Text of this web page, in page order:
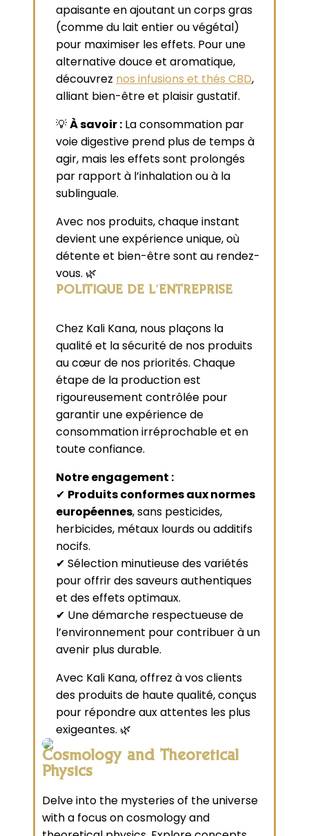
apaisante en ajoutant un corps gras
(comme du lait entier ou végétal)
pour maximiser les effets. Pour une
alternative douce et aromatique,
découvrez nos infusions et thés CBD,
alliant bien-être et plaisir gustatif.
💡À savoir : La consommation par
voie digestive prend plus de temps à
agir, mais les effets sont prolongés
par rapport à l’inhalation ou à la
sublinguale.
Avec nos produits, chaque instant
devient une expérience unique, où
détente et bien-être sont au rendez-
vous. 🌿
POLITIQUE DE L'ENTREPRISE
Chez Kali Kana, nous plaçons la
qualité et la sécurité de nos produits
au cœur de nos priorités. Chaque
étape de la production est
rigoureusement contrôlée pour
garantir une expérience de
consommation irréprochable et en
toute confiance.
Notre engagement :
✔ Produits conformes aux normes
européennes, sans pesticides,
herbicides, métaux lourds ou additifs
nocifs.
✔ Sélection minutieuse des variétés
pour offrir des saveurs authentiques
et des effets optimaux.
✔ Une démarche respectueuse de
l’environnement pour contribuer à un
avenir plus durable.
Avec Kali Kana, offrez à vos clients
des produits de haute qualité, conçus
pour répondre aux attentes les plus
exigeantes. 🌿
Cosmology and Theoretical
Physics
Delve into the mysteries of the universe
with a focus on cosmology and